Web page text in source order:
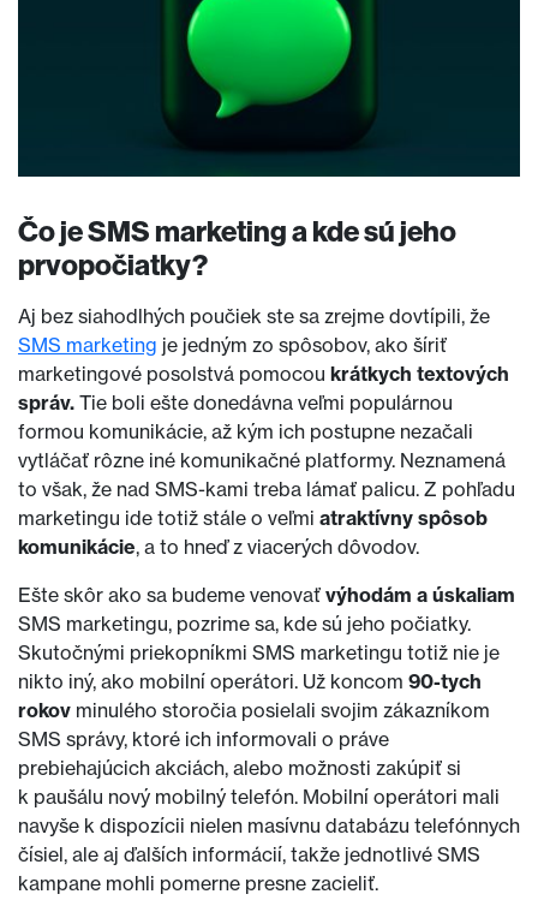
Čo je SMS marketing a kde sú jeho
prvopočiatky?
Aj bez siahodlhých poučiek ste sa zrejme dovtípili, že
SMS marketing je jedným zo spôsobov, ako šíriť
marketingové posolstvá pomocou krátkych textových
správ. Tie boli ešte donedávna veľmi populárnou
formou komunikácie, až kým ich postupne nezačali
vytláčať rôzne iné komunikačné platformy. Neznamená
to však, že nad SMS-kami treba lámať palicu. Z pohľadu
marketingu ide totiž stále o veľmi atraktívny spôsob
komunikácie, a to hneď z viacerých dôvodov.
Ešte skôr ako sa budeme venovať výhodám a úskaliam
SMS marketingu, pozrime sa, kde sú jeho počiatky.
Skutočnými priekopníkmi SMS marketingu totiž nie je
nikto iný, ako mobilní operátori. Už koncom 90-tych
rokov minulého storočia posielali svojim zákazníkom
SMS správy, ktoré ich informovali o práve
prebiehajúcich akciách, alebo možnosti zakúpiť si
k paušálu nový mobilný telefón. Mobilní operátori mali
navyše k dispozícii nielen masívnu databázu telefónnych
čísiel, ale aj ďalších informácií, takže jednotlivé SMS
kampane mohli pomerne presne zacieliť.